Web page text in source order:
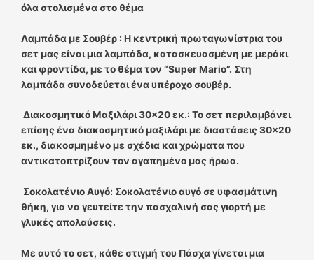
όλα στολισμένα στο θέμα
Λαμπάδα με Σουβέρ : Η κεντρική πρωταγωνίστρια του
σετ μας είναι μια λαμπάδα, κατασκευασμένη με μεράκι
και φροντίδα, με το θέμα τον “Super Mario”. Στη
λαμπάδα συνοδεύεται ένα υπέροχο σουβέρ.
Διακοσμητικό Μαξιλάρι 30×20 εκ.: Το σετ περιλαμβάνει
επίσης ένα διακοσμητικό μαξιλάρι με διαστάσεις 30×20
εκ., διακοσμημένο με σχέδια και χρώματα που
αντικατοπτρίζουν τον αγαπημένο μας ήρωα.
Σοκολατένιο Αυγό: Σοκολατένιο αυγό σε υφασμάτινη
θήκη, για να γευτείτε την πασχαλινή σας γιορτή με
γλυκές απολαύσεις.
Με αυτό το σετ, κάθε στιγμή του Πάσχα γίνεται μια